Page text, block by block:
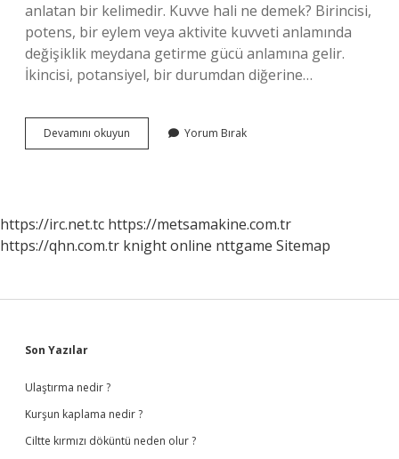
anlatan bir kelimedir. Kuvve hali ne demek? Birincisi,
potens, bir eylem veya aktivite kuvveti anlamında
değişiklik meydana getirme gücü anlamına gelir.
İkincisi, potansiyel, bir durumdan diğerine…
Devamını okuyun Felsefede
Kuvve
Yorum Bırak
https://irc.net.tc https://metsamakine.com.tr
https://qhn.com.tr knight online nttgame Sitemap
Sidebar
Son Yazılar
Ulaştırma nedir ?
Kurşun kaplama nedir ?
Ciltte kırmızı döküntü neden olur ?